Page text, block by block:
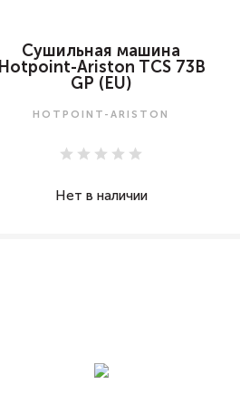
Сушильная машина
Hotpoint-Ariston TCS 73B
GP (EU)
HOTPOINT-ARISTON
Нет в наличии